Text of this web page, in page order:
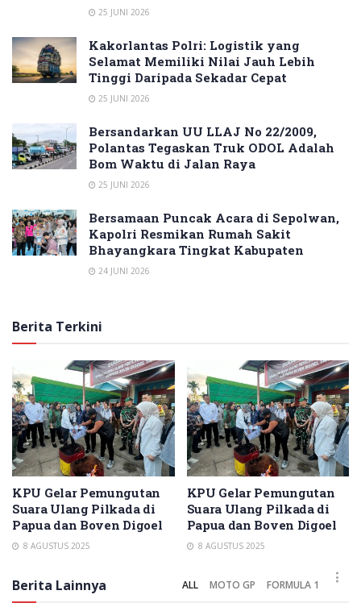
25 JUNI 2026
Kakorlantas Polri: Logistik yang
Selamat Memiliki Nilai Jauh Lebih
Tinggi Daripada Sekadar Cepat
25 JUNI 2026
Bersandarkan UU LLAJ No 22/2009,
Polantas Tegaskan Truk ODOL Adalah
Bom Waktu di Jalan Raya
25 JUNI 2026
Bersamaan Puncak Acara di Sepolwan,
Kapolri Resmikan Rumah Sakit
Bhayangkara Tingkat Kabupaten
24 JUNI 2026
Berita Terkini
KPU Gelar Pemungutan
Suara Ulang Pilkada di
Papua dan Boven Digoel
8 AGUSTUS 2025
KPU Gelar Pemungutan
Suara Ulang Pilkada di
Papua dan Boven Digoel
8 AGUSTUS 2025
Berita Lainnya ALL MOTO GP FORMULA 1